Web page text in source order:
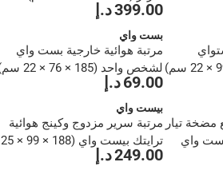
399.00 د.إ
بست واي
مرتبة هوائية خارجية بست واي
لشخص واحد (185 × 76 × 22 سم)
69.00 د.إ
تيار
واي
بيست واي
مرتبة سرير مزدوج وكينج هوائية
ترايتك بيست واي (188 × 99 × 25
سم)
249.00 د.إ